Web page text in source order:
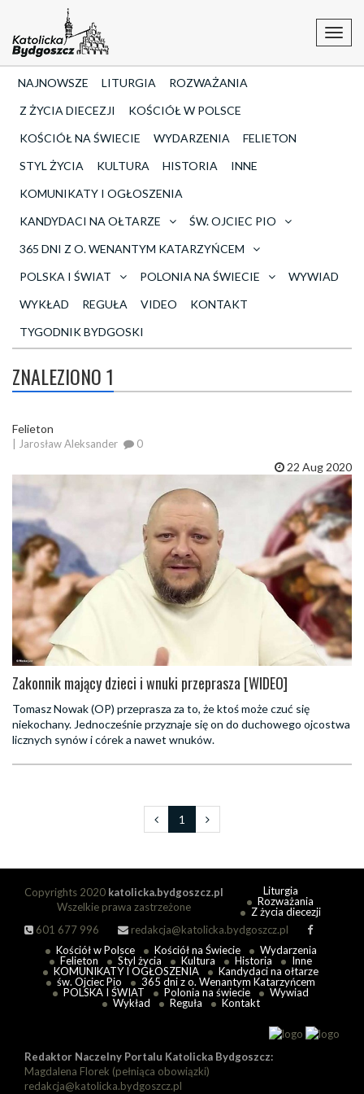
NAJNOWSZE LITURGIA
ROZWAŻANIA
Z ŻYCIA DIECEZJI
KOŚCIÓŁ W POLSCE
KOŚCIÓŁ NA ŚWIECIE
WYDARZENIA
FELIETON
STYL ŻYCIA
KULTURA HISTORIA
INNE
KOMUNIKATY I OGŁOSZENIA
KANDYDACI NA OŁTARZE
ŚW. OJCIEC PIO
365 DNI Z O. WENANTYM KATARZYŃCEM
POLSKA I ŚWIAT
POLONIA NA ŚWIECIE
WYWIAD
WYKŁAD
REGUŁA VIDEO
KONTAKT
TYGODNIK BYDGOSKI
ZNALEZIONO 1
Felieton
| Jarosław Aleksander 0
22 Aug 2020
Zakonnik mający dzieci i wnuki przeprasza [WIDEO]
Tomasz Nowak (OP) przeprasza za to, że ktoś może czuć się
niekochany. Jednocześnie przyznaje się on do duchowego ojcostwa
licznych synów i córek a nawet wnuków.
1
Copyrights 2020 katolicka.bydgoszcz.pl
Wszelkie prawa zastrzeżone
601 677 996
redakcja@katolicka.bydgoszcz.pl
Liturgia
Rozważania
Z życia diecezji
Kościół w Polsce Kościół na Świecie
Wydarzenia
Felieton
Styl życia Kultura Historia
Inne
KOMUNIKATY I OGŁOSZENIA
Kandydaci na ołtarze
św. Ojciec Pio
365 dni z o. Wenantym Katarzyńcem
POLSKA I ŚWIAT
Polonia na świecie
Wywiad
Wykład
Reguła Kontakt
Redaktor Naczelny Portalu Katolicka Bydgoszcz:
Magdalena Florek (pełniąca obowiązki)
redakcja@katolicka.bydgoszcz.pl